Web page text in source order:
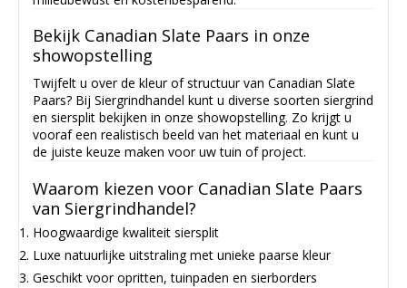
Bekijk Canadian Slate Paars in onze
showopstelling
Twijfelt u over de kleur of structuur van Canadian Slate
Paars? Bij Siergrindhandel kunt u diverse soorten siergrind
en siersplit bekijken in onze showopstelling. Zo krijgt u
vooraf een realistisch beeld van het materiaal en kunt u
de juiste keuze maken voor uw tuin of project.
Waarom kiezen voor Canadian Slate Paars
van Siergrindhandel?
Hoogwaardige kwaliteit siersplit
Luxe natuurlijke uitstraling met unieke paarse kleur
Geschikt voor opritten, tuinpaden en sierborders